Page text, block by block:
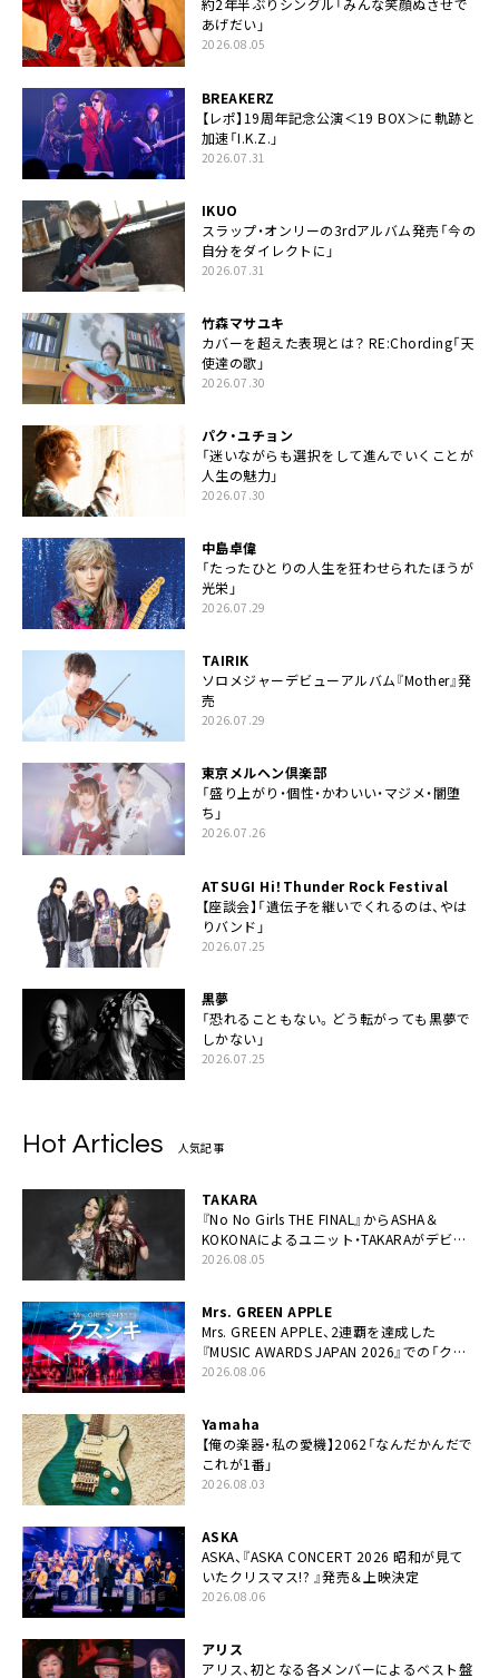
約2年半ぶりシングル「みんな笑顔ぬさせで
あげだい」
2026.08.05
BREAKERZ
【レポ】19周年記念公演＜19 BOX＞に軌跡と
加速「I.K.Z.」
2026.07.31
IKUO
スラップ・オンリーの3rdアルバム発売「今の
自分をダイレクトに」
2026.07.31
竹森マサユキ
カバーを超えた表現とは？ RE:Chording「天
使達の歌」
2026.07.30
パク・ユチョン
「迷いながらも選択をして進んでいくことが
人生の魅力」
2026.07.30
中島卓偉
「たったひとりの人生を狂わせられたほうが
光栄」
2026.07.29
TAIRIK
ソロメジャーデビューアルバム『Mother』発
売
2026.07.29
東京メルヘン倶楽部
「盛り上がり・個性・かわいい・マジメ・闇堕
ち」
2026.07.26
ATSUGI Hi！Thunder Rock Festival
【座談会】「遺伝子を継いでくれるのは、やは
りバンド」
2026.07.25
黒夢
「恐れることもない。どう転がっても黒夢で
しかない」
2026.07.25
Hot Articles 人気記事
TAKARA
『No No Girls THE FINAL』からASHA＆
KOKONAによるユニット・TAKARAがデビュ
ー
2026.08.05
Mrs. GREEN APPLE
Mrs. GREEN APPLE、2連覇を達成した
『MUSIC AWARDS JAPAN 2026』での「クス
シキ」ライブパフォーマンスをYouTube公開
2026.08.06
Yamaha
【俺の楽器・私の愛機】2062「なんだかんだで
これが1番」
2026.08.03
ASKA
ASKA、『ASKA CONCERT 2026 昭和が見て
いたクリスマス!? 』発売＆上映決定
2026.08.06
アリス
アリス、初となる各メンバーによるベスト盤